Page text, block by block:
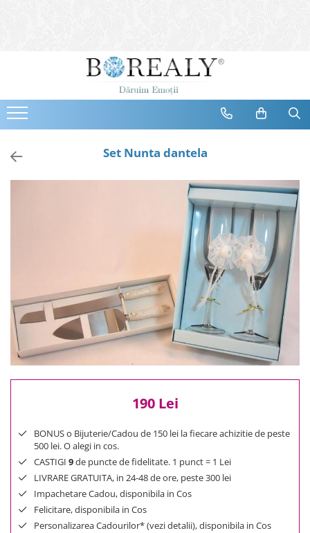
Bijuterii
Cercei
Bratari
Coliere
Selectii
Reduceri
Cele mai noi
Cele mai vandute
0 Lei - 100 Lei
100 Lei - 200 Lei
200 Lei - 300 Lei
300 Lei - 500 Lei
500 Lei - 1000 Lei
1000 Lei +
Set Nunta dantela
190 Lei
BONUS o Bijuterie/Cadou de 150 lei la fiecare achizitie de peste
500 lei. O alegi in cos.
CASTIGI 9de puncte de fidelitate. 1 punct = 1 Lei
LIVRARE GRATUITA, in 24-48 de ore, peste 300 lei
Impachetare Cadou, disponibila in Cos
Felicitare, disponibila in Cos
Personalizarea Cadourilor* (vezi detalii), disponibila in Cos